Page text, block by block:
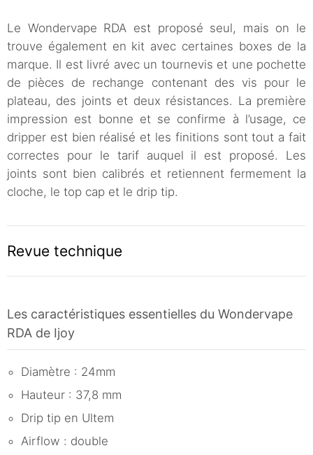
Le Wondervape RDA est proposé seul, mais on le
trouve également en kit avec certaines boxes de la
marque. Il est livré avec un tournevis et une pochette
de pièces de rechange contenant des vis pour le
plateau, des joints et deux résistances. La première
impression est bonne et se confirme à l’usage, ce
dripper est bien réalisé et les finitions sont tout a fait
correctes pour le tarif auquel il est proposé. Les
joints sont bien calibrés et retiennent fermement la
cloche, le top cap et le drip tip.
Revue technique
Les caractéristiques essentielles du Wondervape
RDA de Ijoy
Diamètre : 24mm
Hauteur : 37,8 mm
Drip tip en Ultem
Airflow : double